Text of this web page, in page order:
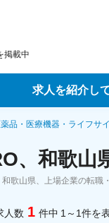
掲載中
求人を紹介し
ージェントサービス
カウトサービス
薬品・医療機器・ライフサ
、和歌山
歌山県、上場企業の転職
人数 1 件中 1～1件を